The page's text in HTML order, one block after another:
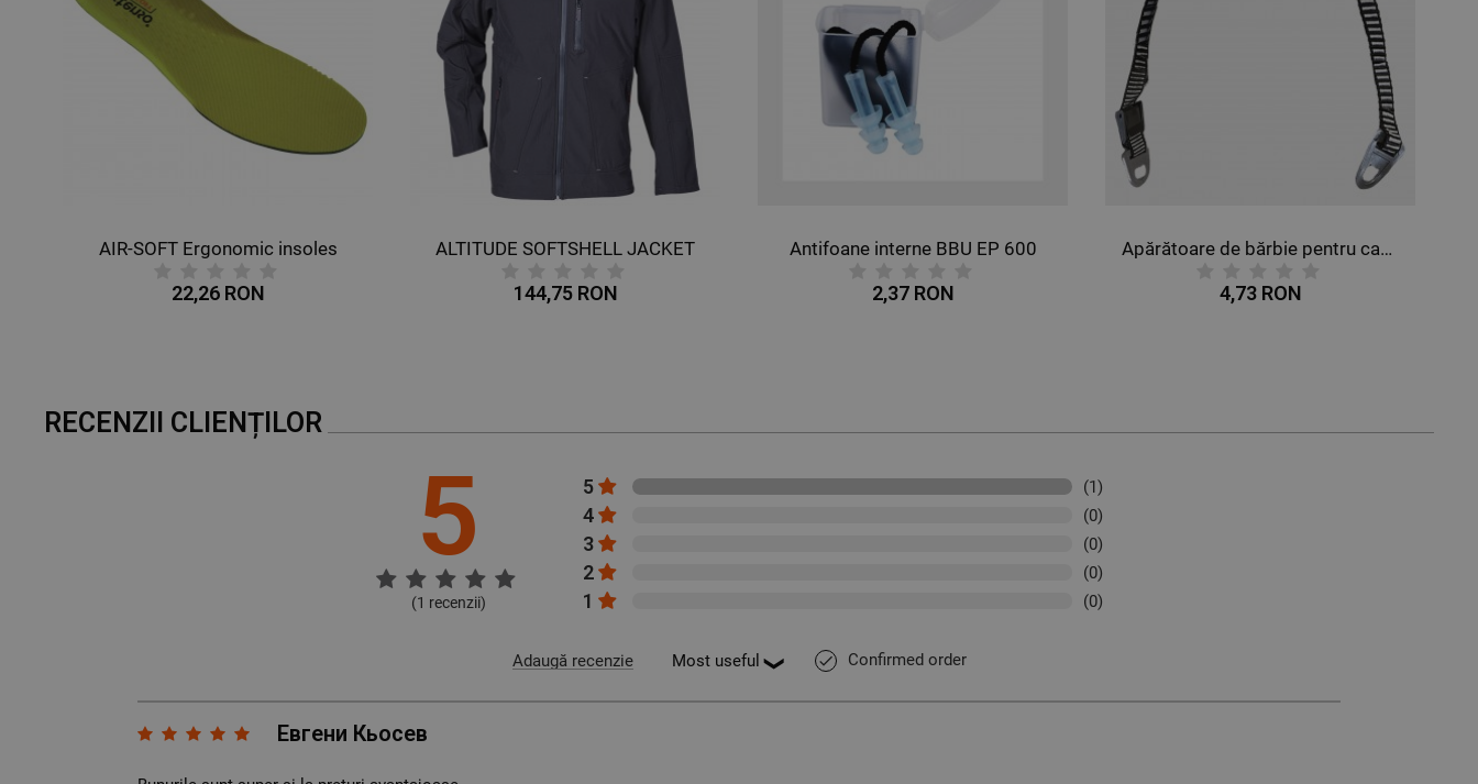
AIR-SOFT Ergonomic insoles
22,26 RON
ALTITUDE SOFTSHELL JACKET
144,75 RON
Antifoane interne BBU EP 600
2,37 RON
Apărătoare de bărbie pentru cască STENSO
4,73 RON
RECENZII CLIENȚILOR
5
(1 recenzii)
5 (1)
4 (0)
3 (0)
2 (0)
1 (0)
Adaugă recenzie done Confirmed order
Евгени Кьосев